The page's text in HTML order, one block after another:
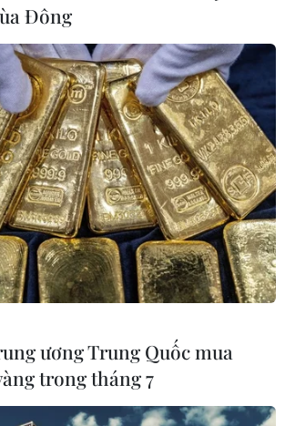
kiểm tra tình hình sản
ứng điện tại Quảng Ninh
tướng Phạm Minh Chính kiểm tra tình
cung ứng điện tại Công ty Nhiệt điện
phố Cẩm Phả) và nguồn cung cấp
máy nhiệt điện ở Quảng Ninh.
Đông
ương Trung Quốc mua
trong tháng 7